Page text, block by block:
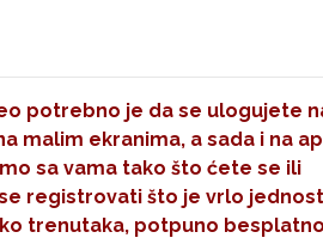
potrebno je da se ulogujete
malim ekranima, a sada i na
sa vama tako što ćete se ili
registrovati što je vrlo
trenutaka, potpuno